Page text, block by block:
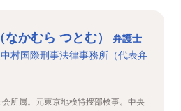
かむら つとむ）
弁護士
村国際刑事法律事務所（代表弁
所属。元東京地検特捜部検事。中央